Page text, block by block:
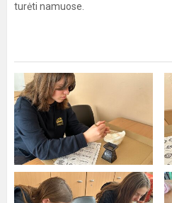
turėti namuose.